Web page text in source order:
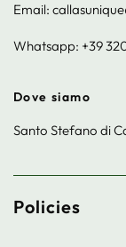
Email:
Whatsapp: +39
Dove siamo
Santo Stefano di
Policies